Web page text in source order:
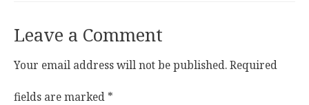
Leave a Comment
Your email address will not be published.Required
fields are marked *